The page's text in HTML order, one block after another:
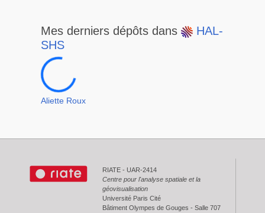
Mes derniers dépôts dans
HAL-
SHS
Aliette Roux
RIATE - UAR-2414
Centre pour l'analyse spatiale et la
géovisualisation
Université Paris Cité
Bâtiment Olympes de Gouges - Salle 707